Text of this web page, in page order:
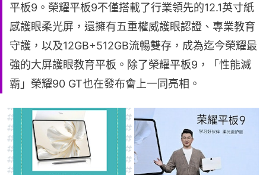
平板9。榮耀平板9不僅搭載了行業領先的12.1英寸紙
感護眼柔光屏，還擁有五重權威護眼認證、專業教育
守護，以及12GB+512GB流暢雙存，成為迄今榮耀最
強的大屏護眼教育平板。除了榮耀平板9，「性能滅
霸」榮耀90 GT也在發布會上一同亮相。